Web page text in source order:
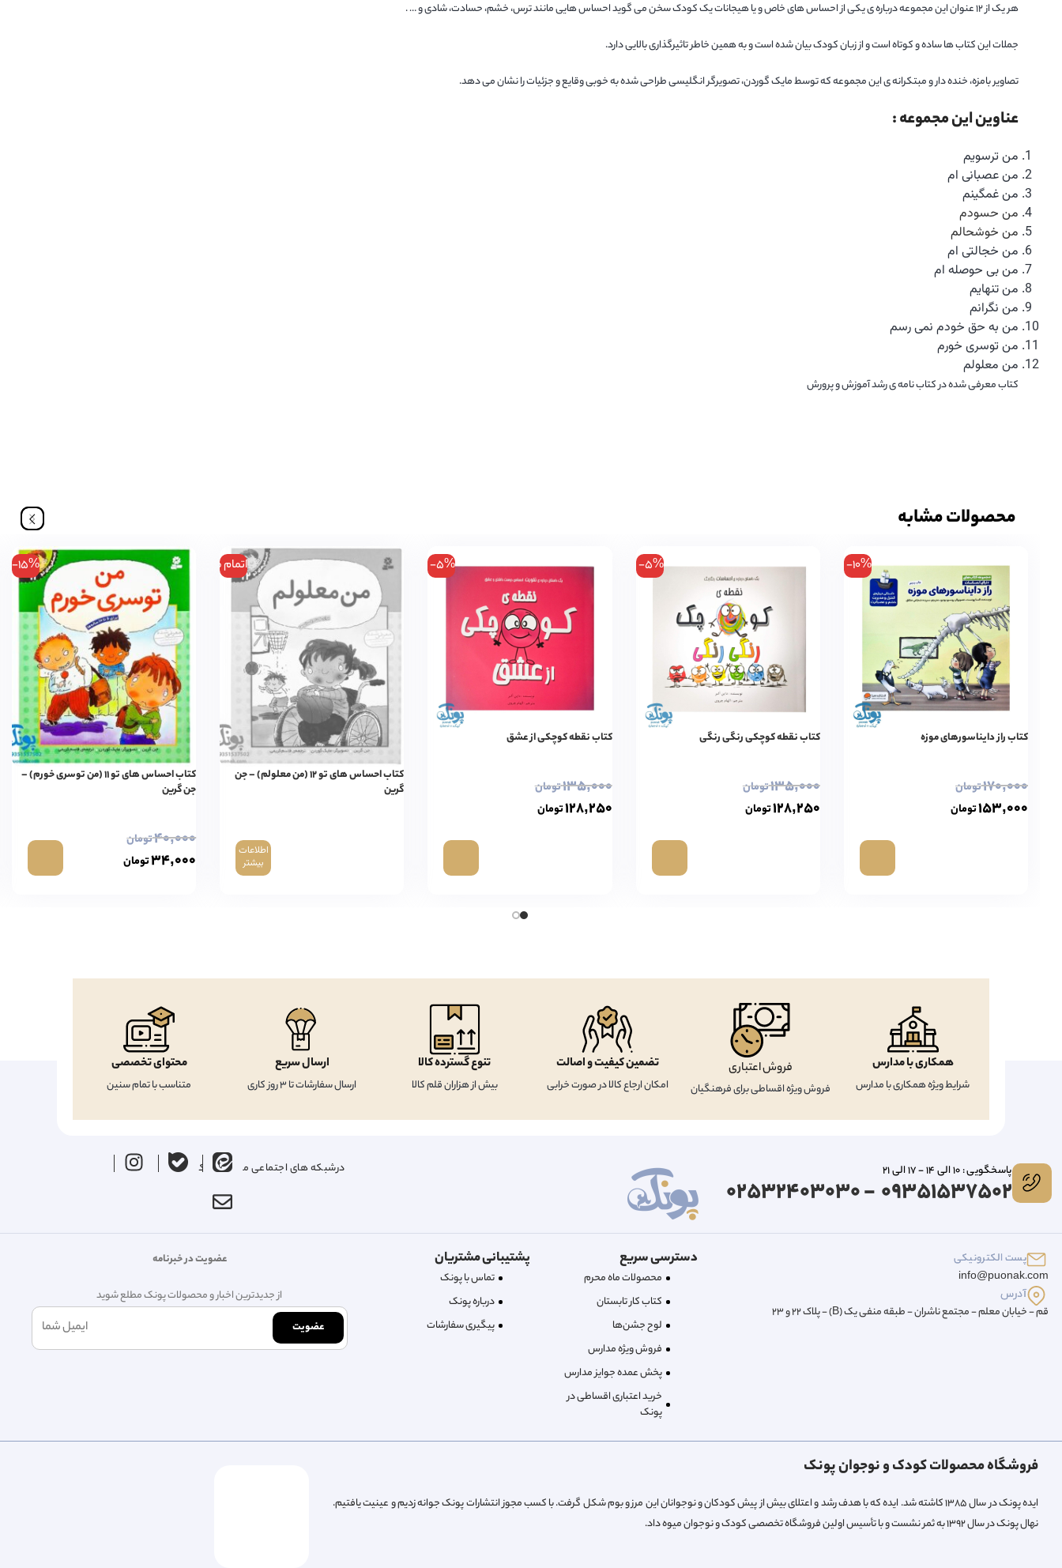
هر یک از 12 عنوان این مجموعه درباره ی یکی از احساس های خاص و یا هیجانات یک کودک سخن می گوید احساس هایی مانند ترس، خشم، حسادت، شادی و … .
جملات این کتاب ها ساده و کوتاه است و از زبان کودک بیان شده است و به همین خاطر تاثیرگذاری بالایی دارد.
تصاویر بامزه، خنده دار و مبتکرانه ی این مجموعه که توسط مایک گوردن، تصویرگر انگلیسی طراحی شده به خوبی وقایع و جزئیات را نشان می دهد.
عناوین این مجموعه :
من ترسویم
من عصبانی ام
من غمگینم
من حسودم
من خوشحالم
من خجالتی ام
من بی حوصله ام
من تنهایم
من نگرانم
من به حق خودم نمی رسم
من توسری خورم
من معلولم
کتاب معرفی شده در کتاب نامه ی رشد آموزش و پرورش
محصولات مشابه
-10%
کتاب راز دایناسورهای موزه
۱۷۰,۰۰۰تومان
۱۵۳,۰۰۰تومان
-5%
کتاب نقطه کوچکی رنگی رنگی
۱۳۵,۰۰۰تومان
۱۲۸,۲۵۰تومان
-5%
کتاب نقطه کوچکی از عشق
۱۳۵,۰۰۰تومان
۱۲۸,۲۵۰تومان
اتمام موجودی
کتاب احساس های تو ۱۲ (من معلولم) – جن
گرین
اطلاعات
بیشتر
-15%
کتاب احساس های تو ۱۱ (من توسری خورم) –
جن گرین
۴۰,۰۰۰تومان
۳۴,۰۰۰تومان
همکاری با مدارس
شرایط ویژه همکاری با مدارس
فروش اعتباری
فروش ویژه اقساطی برای فرهنگیان
تضمین کیفیت و اصالت
امکان ارجاع کالا در صورت خرابی
تنوع گسترده کالا
بیش از هزاران قلم کالا
ارسال سریع
ارسال سفارشات تا 3 روز کاری
محتوای تخصصی
متناسب با تمام سنین
پاسخگویی : 10 الی 14 - 17 الی 21
09351537502 - 02532403030
درشبکه های اجتماعی ما را دنبال کنید
پست الکترونیکی
info@puonak.com
آدرس
قم - خیابان معلم - مجتمع ناشران - طبقه منفی یک (B) - پلاک 22 و 23
دسترسی سریع
محصولات ماه محرم
کتاب کار تابستان
لوح جشن‌ها
فروش ویژه مدارس
پخش عمده جوایز مدارس
خرید اعتباری اقساطی در
پونک
پشتیبانی مشتریان
تماس با پونک
درباره‌ پونک
پیگیری سفارشات
عضویت در خبرنامه
از جدیدترین اخبار و محصولات پونک مطلع شوید
عضویت
فروشگاه محصولات کودک و نوجوان پونک
ایده پونک در سال ۱۳۸۵ کاشته شد. ایده که با هدف رشد و اعتلای بیش از پیش کودکان و نوجوانان این مرز و بوم شکل گرفت. با کسب مجوز انتشارات پونک جوانه زدیم و عینیت یافتیم.
نهال پونک در سال ۱۳۹۲ به ثمر نشست و با تأسیس اولین فروشگاه تخصصی کودک و نوجوان میوه داد.